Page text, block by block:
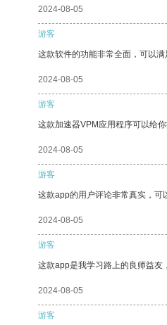
2024-08-05
游客
这款软件的功能非常全面，可以满
2024-08-05
游客
这款加速器VPM应用程序可以给
2024-08-05
游客
这款app的用户评论非常真实，可
2024-08-05
游客
这款app是我学习路上的良师益友
2024-08-05
游客